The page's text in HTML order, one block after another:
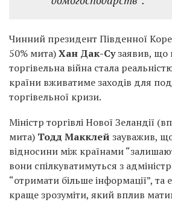
Чинний президент Південної
50% мита)Хан Дак-Сузаявив, що
торгівельна війна стала
країни вживатиме заходів для
торгівельної кризи.
Міністр торгівлі Нової Зеландії
мита) Тодд Макклей зауважив,
відносини між країнами
вони спілкуватимуться з
“отримати більше інформації”,
краще зрозуміти, який вплив